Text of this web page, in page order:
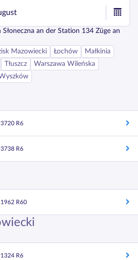
an der Station 134 Züge an
Mazowiecki Łochów
Małkinia
Tłuszcz
Warszawa Wileńska
R6
R6
R60
R6